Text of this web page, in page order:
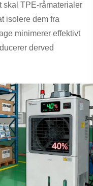
skal TPE-råmaterialer
isolere dem fra
minimerer effektivt
derved